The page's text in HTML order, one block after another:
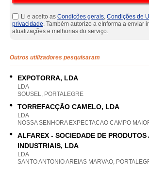
Li e aceito as Condições gerais, Condições de
privacidade. Também autorizo a eInforma a enviar
atualizações e melhorias do serviço.
Outros utilizadores pesquisaram
EXPOTORRA, LDA
LDA
SOUSEL, PORTALEGRE
TORREFACÇÃO CAMELO, LDA
LDA
NOSSA SENHORA EXPECTACAO CAMPO
ALFAREX - SOCIEDADE DE PRODUTOS
INDUSTRIAIS, LDA
LDA
SANTO ANTONIO AREIAS MARVAO,